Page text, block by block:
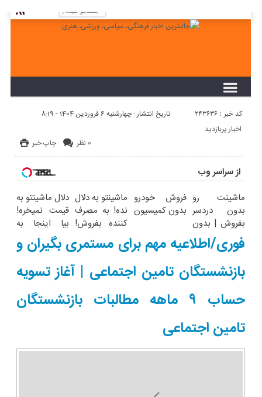
برويد و منوي خود را ايجاد كنيد!
کد خبر : 243636 تاریخ انتشار : چهارشنبه 6 فروردین 1404 - 8:19
چاپ خبر 0 نظر
اخبار پربازدید
از سراسر وب
ماشینت رو
بدون دردسر
بفروش | بدون
کمسیون
فروش خودرو
بدون کمیسیون
ماشینتو به دلال
نده! به مصرف
کننده بفروش!
بدون پاسخ به
یک تماس
دلال ماشینتو به
قیمت نمیخره!
بیا اینجا به
قیمت
بفروش*فقط
خریدار واقعی*
فوری/اطلاعیه مهم برای مستمری بگیران و
بازنشستگان تامین اجتماعی | آغاز تسویه
حساب ۹ ماهه مطالبات بازنشستگان
تامین اجتماعی